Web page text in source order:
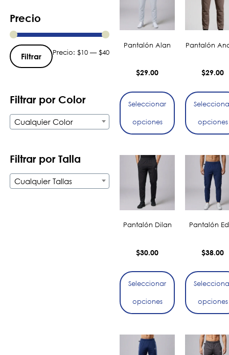
Precio
Filtrar Precio: $10 — $40
Filtrar por Color
Cualquier Color
Filtrar por Talla
Cualquier Tallas
Pantalón Alan
$29.00
Seleccionar
opciones
Pantalón
$29.00
opciones
Pantalón Dilan
$30.00
Seleccionar
opciones
Pantalón
$38.00
opciones